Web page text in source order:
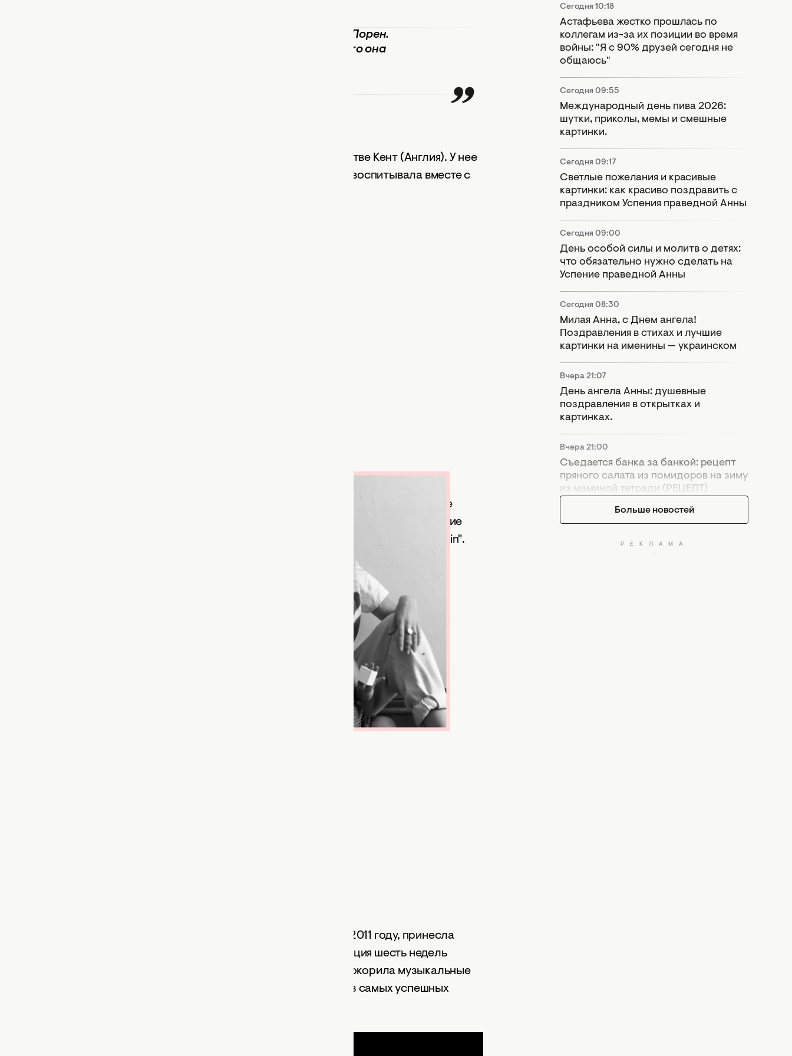
С глубокой грустью сообщаем о смерти нашей любимой Лорен.
Наши сердца разбиты, и мы не можем выразить, как много она
Лорен Беннетт родилась в городке Меофам в графстве Кент (Англия). У нее
осталась шестилетняя дочь Харлоу, которую певица воспитывала вместе с
У Лорен Беннетт осталась дочь. Фото: instagram.com/laurenbennett
Последний раз артистка выходила на связь с поклонниками в феврале
этого года. Тогда она опубликовала в Instagram собственное исполнение
знаменитой композиции Нэнси Синатры "These Boots Are Made for Walkin".
Именно песня "Party Rock Anthem", увидевшая свет в 2011 году, принесла
Лорен Беннетт международное признание. Композиция шесть недель
подряд возглавляла чарт Billboard Hot 100, а также покорила музыкальные
рейтинги в более чем 20 странах мира, став одним из самых успешных
Сегодня 10:18
Астафьева жестко прошлась по
коллегам из-за их позиции во время
войны: "Я с 90% друзей сегодня не
общаюсь"
Сегодня 09:55
Международный день пива 2026:
шутки, приколы, мемы и смешные
картинки.
Сегодня 09:17
Светлые пожелания и красивые
картинки: как красиво поздравить с
праздником Успения праведной Анны
Сегодня 09:00
День особой силы и молитв о детях:
что обязательно нужно сделать на
Успение праведной Анны
Сегодня 08:30
Милая Анна, с Днем ангела!
Поздравления в стихах и лучшие
картинки на именины — украинском
Вчера 21:07
День ангела Анны: душевные
поздравления в открытках и
картинках.
Вчера 21:00
Съедается банка за банкой: рецепт
пряного салата из помидоров на зиму
из маминой тетради (РЕЦЕПТ)
Больше новостей